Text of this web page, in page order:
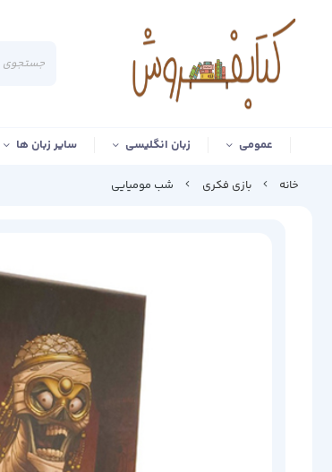
عمومی زبان انگلیسی سایر زبان ها
خانه بازی فکری شب مومیایی